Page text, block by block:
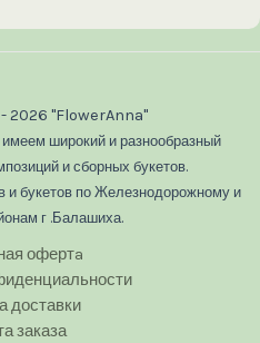
2026 "FlowerAnna"
широкий и разнообразный
и сборных букетов.
и букетов по Железнодорожному и
г .Балашиха.
офертa
доставки
заказа